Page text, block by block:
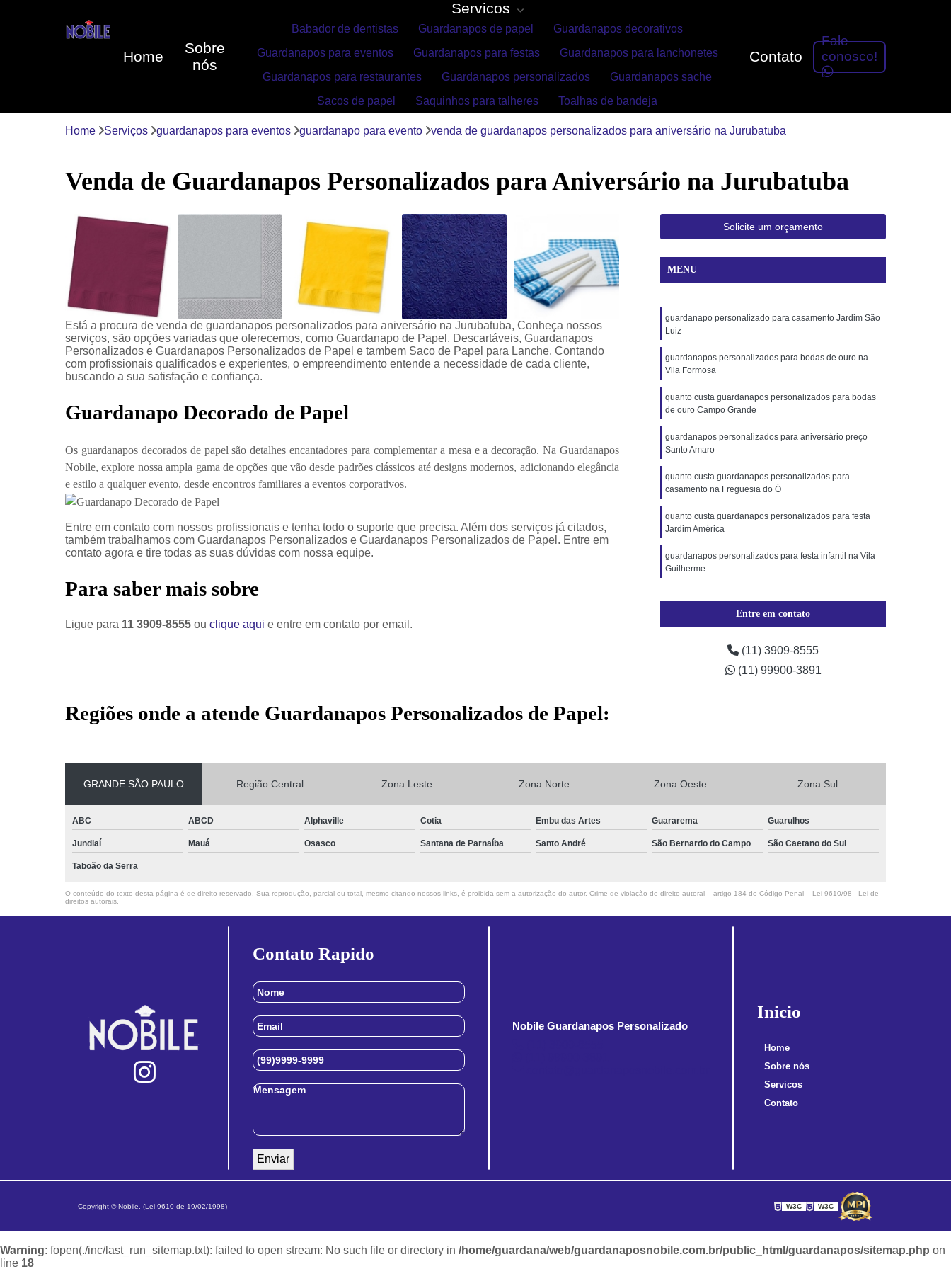
Home
Sobre
nós
Servicos
Babador de dentistas Guardanapos de papel
Guardanapos decorativos
Guardanapos para eventos
Guardanapos para festas
Guardanapos para lanchonetes
Guardanapos para restaurantes
Guardanapos personalizados
Guardanapos sache
Sacos de papel
Saquinhos para talheres Toalhas de bandeja
Contato
Fale
conosco!
Home Serviços guardanapos para eventos guardanapo para evento venda de guardanapos personalizados para aniversário na Jurubatuba
Venda de Guardanapos Personalizados para Aniversário na Jurubatuba
Está a procura de venda de guardanapos personalizados para aniversário na Jurubatuba, Conheça nossos
serviços, são opções variadas que oferecemos, como Guardanapo de Papel, Descartáveis, Guardanapos
Personalizados e Guardanapos Personalizados de Papel e tambem Saco de Papel para Lanche. Contando
com profissionais qualificados e experientes, o empreendimento entende a necessidade de cada cliente,
buscando a sua satisfação e confiança.
Guardanapo Decorado de Papel
Os guardanapos decorados de papel são detalhes encantadores para complementar a mesa e a decoração. Na Guardanapos
Nobile, explore nossa ampla gama de opções que vão desde padrões clássicos até designs modernos, adicionando elegância
e estilo a qualquer evento, desde encontros familiares a eventos corporativos.
Entre em contato com nossos profissionais e tenha todo o suporte que precisa. Além dos serviços já citados,
também trabalhamos com Guardanapos Personalizados e Guardanapos Personalizados de Papel. Entre em
contato agora e tire todas as suas dúvidas com nossa equipe.
Para saber mais sobre
Ligue para 11 3909-8555 ou clique aqui e entre em contato por email.
Solicite um orçamento
MENU
guardanapo personalizado para casamento Jardim São
Luiz
guardanapos personalizados para bodas de ouro na
Vila Formosa
quanto custa guardanapos personalizados para bodas
de ouro Campo Grande
guardanapos personalizados para aniversário preço
Santo Amaro
quanto custa guardanapos personalizados para
casamento na Freguesia do Ó
quanto custa guardanapos personalizados para festa
Jardim América
guardanapos personalizados para festa infantil na Vila
Guilherme
guardanapos personalizados para casamento em
Entre em contato
(11) 3909-8555
(11) 99900-3891
Regiões onde a atende Guardanapos Personalizados de Papel:
GRANDE SÃO PAULO Região Central Zona Leste Zona Norte Zona Oeste Zona Sul
ABC ABCD Alphaville Cotia Embu das Artes Guararema Guarulhos
Jundiaí Mauá Osasco Santana de Parnaíba Santo André São Bernardo do Campo São Caetano do Sul
Taboão da Serra
O conteúdo do texto desta página é de direito reservado. Sua reprodução, parcial ou total, mesmo citando nossos links, é proibida sem a autorização do autor. Crime de violação de direito autoral – artigo 184 do Código Penal – Lei 9610/98 - Lei de
direitos autorais
Contato Rapido
Nobile Guardanapos Personalizado
Inicio
Home
Sobre nós
Servicos
Contato
Copyright © Nobile. (Lei 9610 de 19/02/1998) W3C W3C
Warning: fopen(./inc/last_run_sitemap.txt): failed to open stream: No such file or directory in /home/guardana/web/guardanaposnobile.com.br/public_html/guardanapos/sitemap.php on
line 18